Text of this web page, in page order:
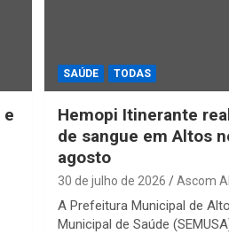
e
SAÚDE TODAS
Hemopi Itinerante
de sangue em Altos
agosto
30 de julho de 2026 Ascom
A Prefeitura Municipal de
Municipal de Saúde